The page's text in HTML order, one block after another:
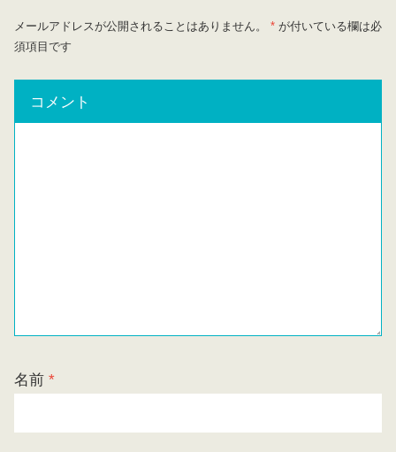
メールアドレスが公開されることはありません。 * が付いている欄は必
須項目です
コメント
名前 *